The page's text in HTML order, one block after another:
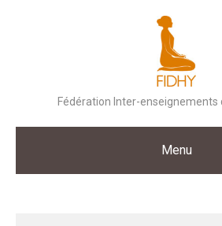
Fédération Inter-enseignements
Menu